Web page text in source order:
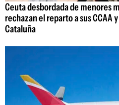
Ceuta desbordada de menores
rechazan el reparto a sus CCAA
Cataluña